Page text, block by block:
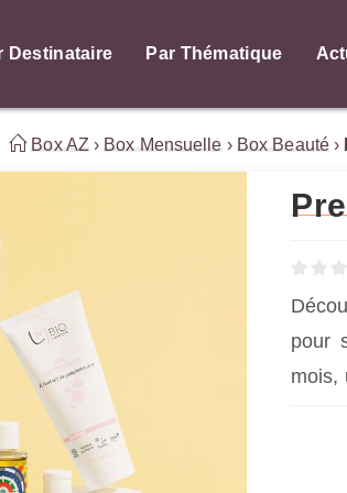
Destinataire Par Thématique
Box AZ› Box Mensuelle › Box Beauté›
pour
mois,